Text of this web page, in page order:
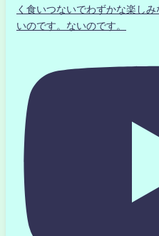
く食いつないでわずかな楽し
いのです。ないのです。